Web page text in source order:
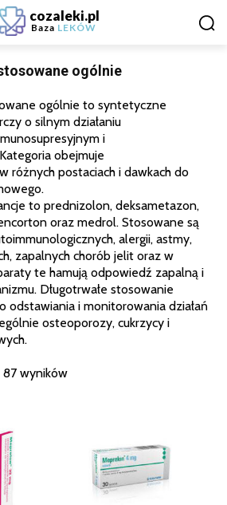
cozaleki.pl
Baza LEKÓW
ogólnie
ogólnie to syntetyczne
o silnym działaniu
i
obejmuje
różnych postaciach i dawkach do
to prednizolon, deksametazon,
oraz medrol. Stosowane są
alergii, astmy,
zapalnych chorób jelit oraz w
te hamują odpowiedź zapalną i
Długotrwałe stosowanie
odstawiania i monitorowania działań
osteoporozy, cukrzycy i
wyników